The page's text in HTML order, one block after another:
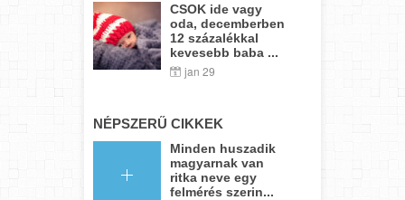
CSOK ide vagy
oda, decemberben
12 százalékkal
kevesebb baba ...
jan 29
NÉPSZERŰ CIKKEK
Minden huszadik
magyarnak van
ritka neve egy
felmérés szerin...